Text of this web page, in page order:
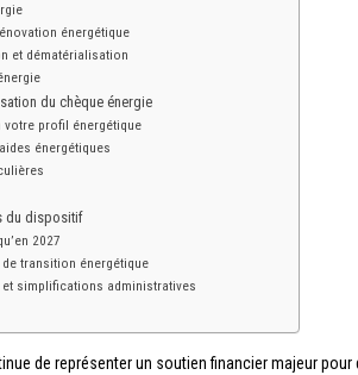
énergétique
et dématérialisation
du chèque énergie
votre profil énergétique
énergétiques
du dispositif
2027
transition énergétique
simplifications administratives
de représenter un soutien financier majeur